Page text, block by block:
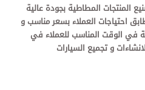
المنتجات المطاطية بجودة عالية
احتياجات العملاء بسعر مناسب و
في الوقت المناسب للعملاء في
و تجميع السيارات